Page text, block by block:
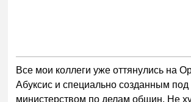
Все мои коллеги уже оттянулись на
Абуксис и специально созданным под
министерством по делам общин. Не